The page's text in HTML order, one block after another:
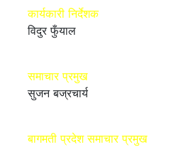
कार्यकारी निर्देशक
विदुर फुँयाल
समाचार प्रमुख
सुजन बज्रचार्य
बागमती प्रदेश समाचार प्रमुख